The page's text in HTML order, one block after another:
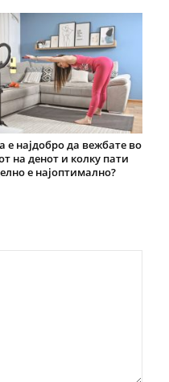
е најдобро да вежбате во
на денот и колку пати
е најоптимално?